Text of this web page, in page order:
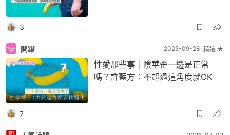
3
開罐 2025-09-28 精選 ★
性愛那些事｜陰莖歪一邊是正常
嗎？許藍方：不超過這角度就OK
7